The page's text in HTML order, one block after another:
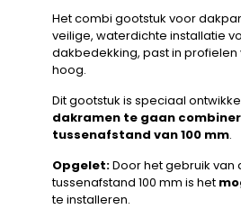
Het combi gootstuk voor
veilige, waterdichte installatie
dakbedekking, past in profielen
hoog.
Dit gootstuk is speciaal
dakramen te gaan
tussenafstand van 100 mm.
Opgelet:Door het gebruik van
tussenafstand 100 mm is het
te installeren.